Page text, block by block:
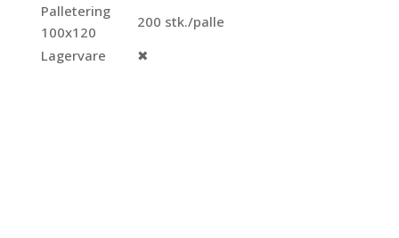
Palletering
100x120
200 stk./palle
Lagervare
✖